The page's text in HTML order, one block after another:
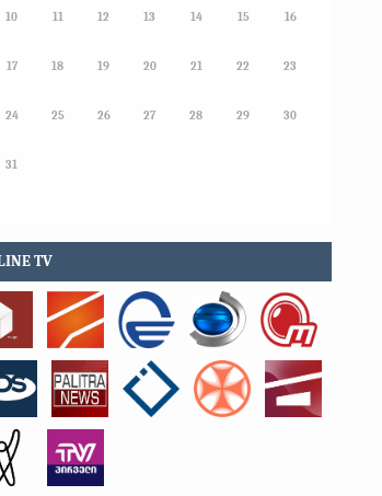
10 11 12 13 14 15 16
17 18 19 20 21 22 23
24 25 26 27 28 29 30
31
TV